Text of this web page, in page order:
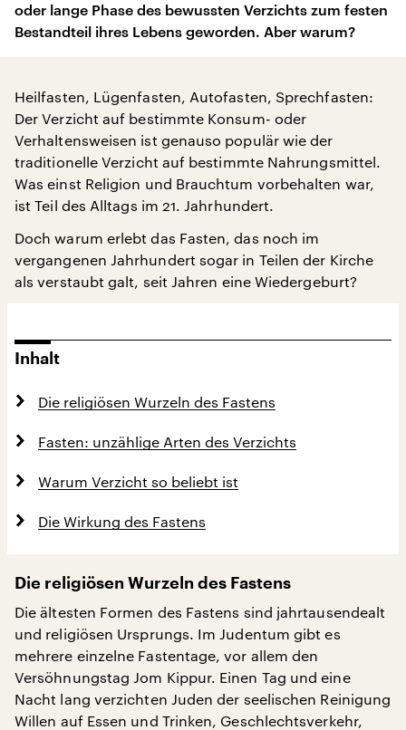
oder lange Phase des bewussten Verzichts zum festen
Bestandteil ihres Lebens geworden. Aber warum?
Heilfasten, Lügenfasten, Autofasten, Sprechfasten:
Der Verzicht auf bestimmte Konsum- oder
Verhaltensweisen ist genauso populär wie der
traditionelle Verzicht auf bestimmte Nahrungsmittel.
Was einst Religion und Brauchtum vorbehalten war,
ist Teil des Alltags im 21. Jahrhundert.
Doch warum erlebt das Fasten, das noch im
vergangenen Jahrhundert sogar in Teilen der Kirche
als verstaubt galt, seit Jahren eine Wiedergeburt?
Inhalt
Die religiösen Wurzeln des Fastens
Fasten: unzählige Arten des Verzichts
Warum Verzicht so beliebt ist
Die Wirkung des Fastens
Die religiösen Wurzeln des Fastens
Die ältesten Formen des Fastens sind jahrtausendealt
und religiösen Ursprungs. Im Judentum gibt es
mehrere einzelne Fastentage, vor allem den
Versöhnungstag Jom Kippur. Einen Tag und eine
Nacht lang verzichten Juden der seelischen Reinigung
Willen auf Essen und Trinken, Geschlechtsverkehr,